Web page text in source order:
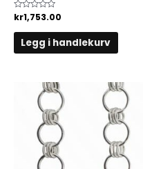
Vurdert
0
av
kr1,753.00
Legg i handlekurv